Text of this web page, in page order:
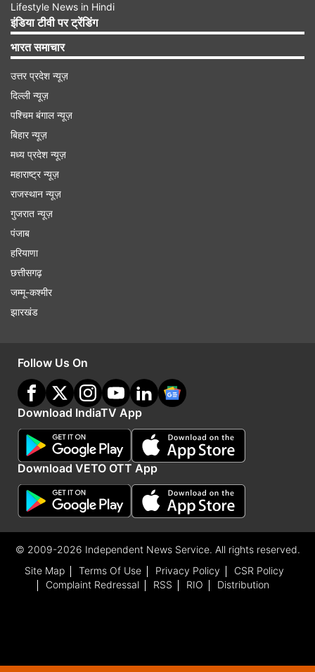
Lifestyle News in Hindi
इंडिया टीवी पर ट्रेंडिंग
भारत समाचार
उत्तर प्रदेश न्यूज़
दिल्ली न्यूज़
पश्चिम बंगाल न्यूज़
बिहार न्यूज़
मध्य प्रदेश न्यूज़
महाराष्ट्र न्यूज़
राजस्थान न्यूज़
गुजरात न्यूज़
पंजाब
हरियाणा
छत्तीसगढ़
जम्मू-कश्मीर
झारखंड
Follow Us On
Download IndiaTV App
Download VETO OTT App
© 2009-2026 Independent News Service. All rights reserved.
Site Map
Terms Of Use Privacy Policy
CSR Policy
Complaint Redressal
RSS RIO Distribution